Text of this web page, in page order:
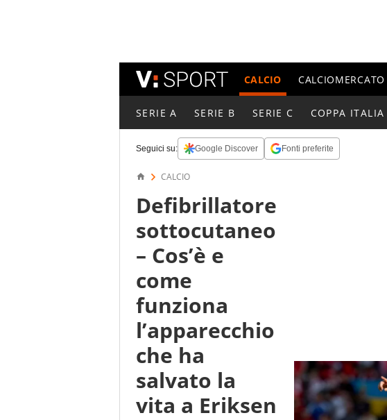
CALCIO CALCIOMERCATO
SERIE A SERIE B SERIE C COPPA ITALIA
Seguici su: Google Discover Fonti preferite
CALCIO
Defibrillatore
sottocutaneo
– Cos’è e
come
funziona
l’apparecchio
che ha
salvato la
vita a Eriksen